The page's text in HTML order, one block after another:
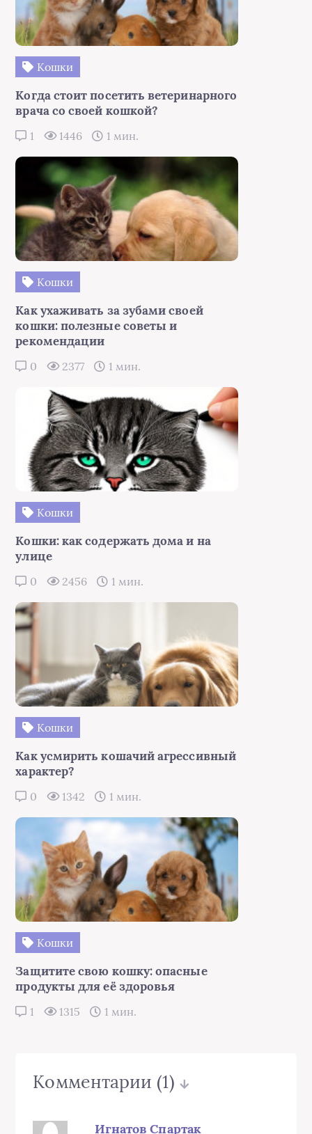
Кошки
Когда стоит посетить ветеринарного
врача со своей кошкой?
1 1446 1 мин.
Кошки
Как ухаживать за зубами своей
кошки: полезные советы и
рекомендации
0 2377 1 мин.
Кошки
Кошки: как содержать дома и на
улице
0 2456 1 мин.
Кошки
Как усмирить кошачий агрессивный
характер?
0 1342 1 мин.
Кошки
Защитите свою кошку: опасные
продукты для её здоровья
1 1315 1 мин.
Комментарии (1)
Игнатов Спартак